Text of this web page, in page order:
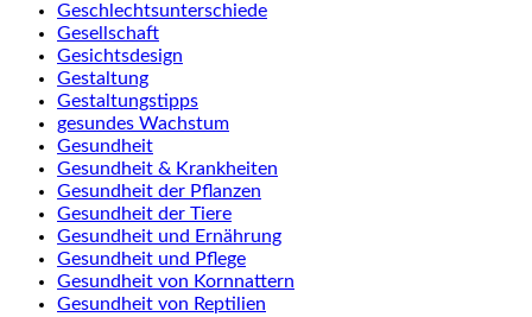
Geschlechtsunterschiede
Gesellschaft
Gesichtsdesign
Gestaltung
Gestaltungstipps
gesundes Wachstum
Gesundheit
Gesundheit & Krankheiten
Gesundheit der Pflanzen
Gesundheit der Tiere
Gesundheit und Ernährung
Gesundheit und Pflege
Gesundheit von Kornnattern
Gesundheit von Reptilien